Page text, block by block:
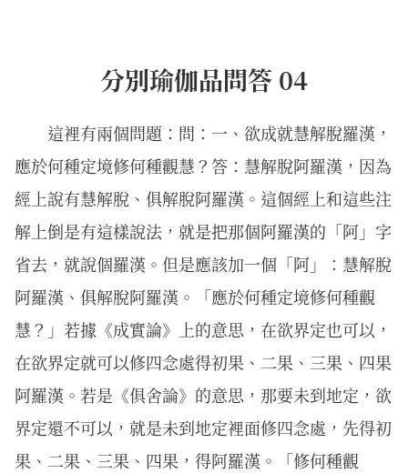
分別瑜伽品問答 04
這裡有兩個問題：問：一、欲成就慧解脫羅漢，
應於何種定境修何種觀慧？答：慧解脫阿羅漢，因為
經上說有慧解脫、俱解脫阿羅漢。這個經上和這些注
解上倒是有這樣說法，就是把那個阿羅漢的「阿」字
省去，就說個羅漢。但是應該加一個「阿」：慧解脫
阿羅漢、俱解脫阿羅漢。「應於何種定境修何種觀
慧？」若據《成實論》上的意思，在欲界定也可以，
在欲界定就可以修四念處得初果、二果、三果、四果
阿羅漢。若是《俱舍論》的意思，那要未到地定，欲
界定還不可以，就是未到地定裡面修四念處，先得初
果、二果、三果、四果，得阿羅漢。「修何種觀